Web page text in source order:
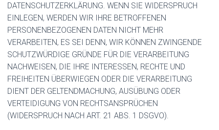
DATENSCHUTZERKLÄRUNG. WENN SIE WIDERSPRUCH
EINLEGEN, WERDEN WIR IHRE BETROFFENEN
PERSONENBEZOGENEN DATEN NICHT MEHR
VERARBEITEN, ES SEI DENN, WIR KÖNNEN ZWINGENDE
SCHUTZWÜRDIGE GRÜNDE FÜR DIE VERARBEITUNG
NACHWEISEN, DIE IHRE INTERESSEN, RECHTE UND
FREIHEITEN ÜBERWIEGEN ODER DIE VERARBEITUNG
DIENT DER GELTENDMACHUNG, AUSÜBUNG ODER
VERTEIDIGUNG VON RECHTSANSPRÜCHEN
(WIDERSPRUCH NACH ART. 21 ABS. 1 DSGVO).